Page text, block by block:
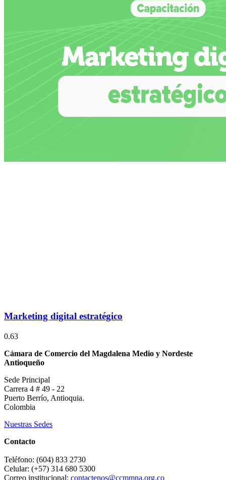
Marketing digital estratégico
Cámara de Comercio del Magdalena Medio y Nordeste
Antioqueño
Sede Principal
Carrera 4 # 49 - 22
Puerto Berrío, Antioquia.
Colombia
Nuestras Sedes
Contacto
Teléfono: (604) 833 2730
Celular: (+57) 314 680 5300
Correo institucional: contactenos@ccmmna.org.co